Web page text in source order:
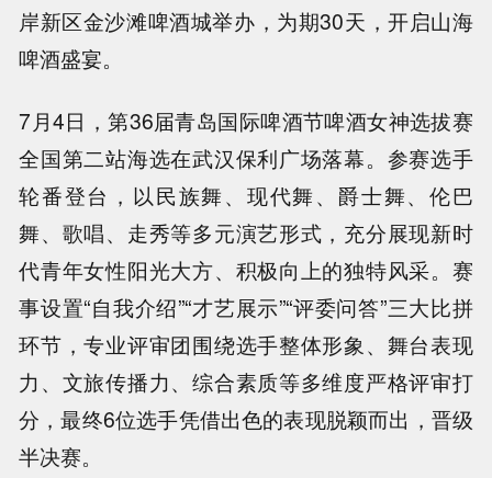
岸新区金沙滩啤酒城举办，为期30天，开启山海
啤酒盛宴。
7月4日，第36届青岛国际啤酒节啤酒女神选拔赛
全国第二站海选在武汉保利广场落幕。参赛选手
轮番登台，以民族舞、现代舞、爵士舞、伦巴
舞、歌唱、走秀等多元演艺形式，充分展现新时
代青年女性阳光大方、积极向上的独特风采。赛
事设置“自我介绍”“才艺展示”“评委问答”三大比拼
环节，专业评审团围绕选手整体形象、舞台表现
力、文旅传播力、综合素质等多维度严格评审打
分，最终6位选手凭借出色的表现脱颖而出，晋级
半决赛。